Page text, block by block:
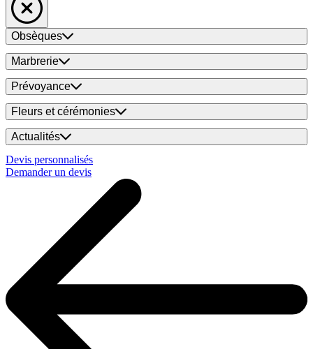
Obsèques
Marbrerie
Prévoyance
Fleurs et cérémonies
Actualités
Devis personnalisés
Demander un devis